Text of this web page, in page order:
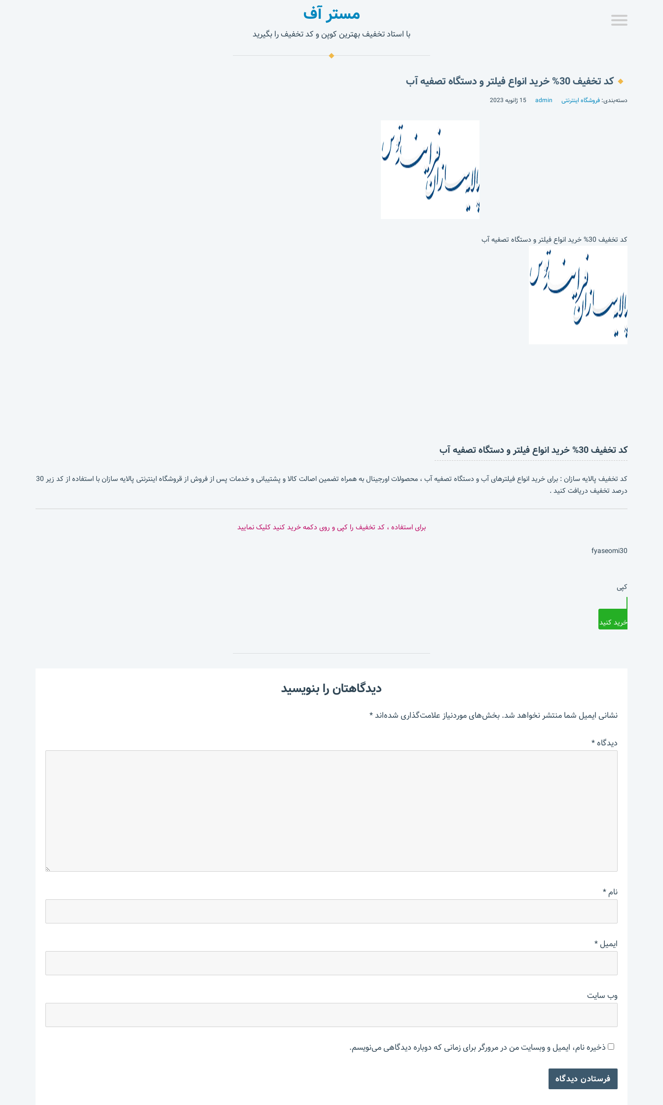
مستر آف
با استاد تخفیف بهترین کوپن و کد تخفیف را بگیرید
کد تخفیف 30% خرید انواع فیلتر و دستگاه تصفیه آب
دسته‌بندی: فروشگاه اینترنتی admin 15 ژانویه 2023
کد تخفیف 30% خرید انواع فیلتر و دستگاه تصفیه آب
کد تخفیف 30% خرید انواع فیلتر و دستگاه تصفیه آب
کد تخفیف پالایه سازان : برای خرید انواع فیلترهای آب و دستگاه تصفیه آب ، محصولات اورجینال به همراه تضمین اصالت کالا و پشتیبانی و خدمات پس از فروش از قروشگاه اینترنتی پالایه سازان با استفاده از کد زیر 30
درصد تخفیف دریافت کنید .
برای استفاده ، کد تخفیف را کپی و روی دکمه خرید کنید کلیک نمایید
fyaseomi30
کپی
خرید کنید
دیدگاهتان را بنویسید
نشانی ایمیل شما منتشر نخواهد شد.بخش‌های موردنیاز علامت‌گذاری شده‌اند*
دیدگاه*
نام*
ایمیل*
وب‌ سایت
ذخیره نام، ایمیل و وبسایت من در مرورگر برای زمانی که دوباره دیدگاهی می‌نویسم.